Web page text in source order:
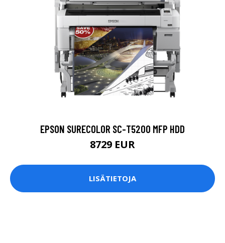
EPSON SURECOLOR SC-T5200 MFP HDD
8729 EUR
LISÄTIETOJA